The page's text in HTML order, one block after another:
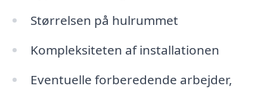
Størrelsen på hulrummet
Kompleksiteten af installationen
Eventuelle forberedende arbejder,